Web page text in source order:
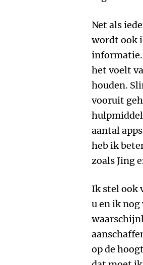
Net als
wordt ook
informatie.
het voelt
houden.
vooruit
aantal
heb ik
zoals Jing
Ik stel ook
u en ik
op de